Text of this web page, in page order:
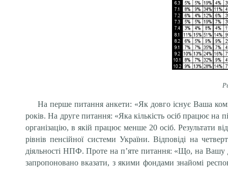
На перше питання анкети: «Як довго існує Ваша
років. На друге питання: «Яка кількість осіб працює на
організацію, в якій працює менше 20 осіб. Результати
рівнів пенсійної системи України. Відповіді на
діяльності НПФ. Проте на п’яте питання: «Що, на Вашу
запропоновано вказати, з якими фондами знайомі